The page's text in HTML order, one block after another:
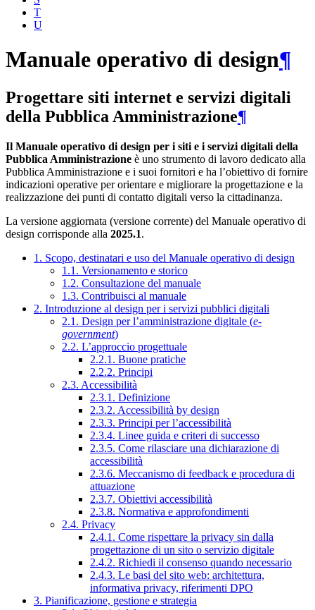
T
U
Manuale operativo di design¶
Progettare siti internet e servizi digitali
della Pubblica Amministrazione¶
Il Manuale operativo di design per i siti e i servizi digitali della
Pubblica Amministrazione è uno strumento di lavoro dedicato alla
Pubblica Amministrazione e i suoi fornitori e ha l’obiettivo di fornire
indicazioni operative per orientare e migliorare la progettazione e la
realizzazione dei punti di contatto digitali verso la cittadinanza.
La versione aggiornata (versione corrente) del Manuale operativo di
design corrisponde alla 2025.1.
1. Scopo, destinatari e uso del Manuale operativo di design
1.1. Versionamento e storico
1.2. Consultazione del manuale
1.3. Contribuisci al manuale
2. Introduzione al design per i servizi pubblici digitali
2.1. Design per l’amministrazione digitale (e-
government)
2.2. L’approccio progettuale
2.2.1. Buone pratiche
2.2.2. Principi
2.3. Accessibilità
2.3.1. Definizione
2.3.2. Accessibilità by design
2.3.3. Principi per l’accessibilità
2.3.4. Linee guida e criteri di successo
2.3.5. Come rilasciare una dichiarazione di
accessibilità
2.3.6. Meccanismo di feedback e procedura di
attuazione
2.3.7. Obiettivi accessibilità
2.3.8. Normativa e approfondimenti
2.4. Privacy
2.4.1. Come rispettare la privacy sin dalla
progettazione di un sito o servizio digitale
2.4.2. Richiedi il consenso quando necessario
2.4.3. Le basi del sito web: architettura,
informativa privacy, riferimenti DPO
3. Pianificazione, gestione e strategia